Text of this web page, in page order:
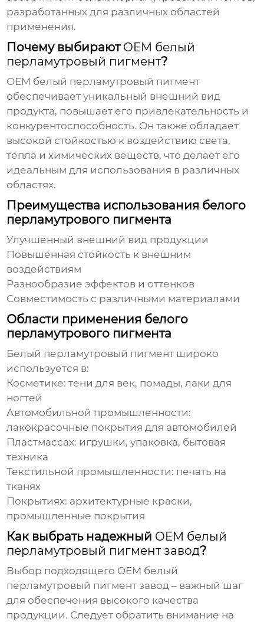
разработанных для различных областей
применения.
Почему выбираютOEM белый
перламутровый пигмент?
OEM белый перламутровый пигмент
обеспечивает уникальный внешний вид
продукта, повышает его привлекательность и
конкурентоспособность. Он также обладает
высокой стойкостью к воздействию света,
тепла и химических веществ, что делает его
идеальным для использования в различных
областях.
Преимущества использования белого
перламутрового пигмента
Улучшенный внешний вид продукции
Повышенная стойкость к внешним
воздействиям
Разнообразие эффектов и оттенков
Совместимость с различными материалами
Области применения белого
перламутрового пигмента
Белый перламутровый пигмент широко
используется в:
Косметике: тени для век, помады, лаки для
ногтей
Автомобильной промышленности:
лакокрасочные покрытия для автомобилей
Пластмассах: игрушки, упаковка, бытовая
техника
Текстильной промышленности: печать на
тканях
Покрытиях: архитектурные краски,
промышленные покрытия
Как выбрать надежный OEM белый
перламутровый пигмент завод?
Выбор подходящего OEM белый
перламутровый пигмент завод – важный шаг
для обеспечения высокого качества
продукции. Следует обратить внимание на